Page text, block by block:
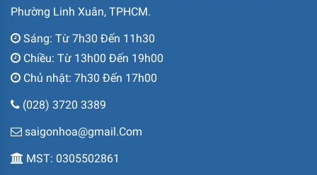
Phường Linh Xuân, TPHCM.
Sáng: Từ 7h30 Đến 11h30
Chiều: Từ 13h00 Đến 19h00
Chủ nhật: 7h30 Đến 17h00
(028) 3720 3389
saigonhoa@gmail.Com
MST: 0305502861